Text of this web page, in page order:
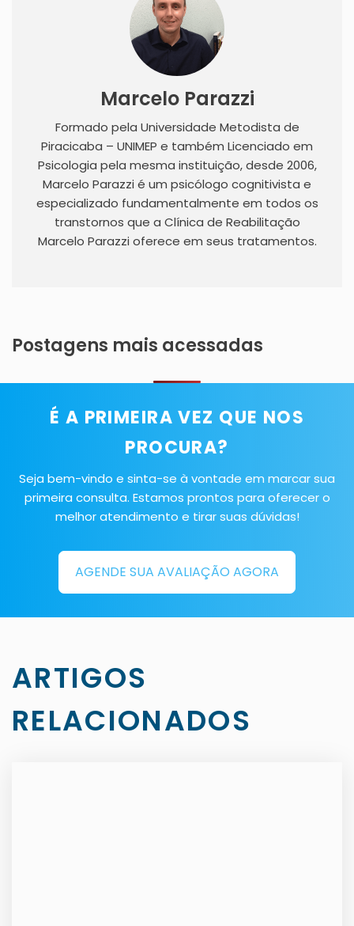
Marcelo Parazzi
Formado pela Universidade Metodista de
Piracicaba – UNIMEP e também Licenciado em
Psicologia pela mesma instituição, desde 2006,
Marcelo Parazzi é um psicólogo cognitivista e
especializado fundamentalmente em todos os
transtornos que a Clínica de Reabilitação
Marcelo Parazzi oferece em seus tratamentos.
Postagens mais acessadas
É A PRIMEIRA VEZ QUE NOS
PROCURA?
Seja bem-vindo e sinta-se à vontade em marcar sua
primeira consulta. Estamos prontos para oferecer o
melhor atendimento e tirar suas dúvidas!
AGENDE SUA AVALIAÇÃO AGORA
ARTIGOS
RELACIONADOS